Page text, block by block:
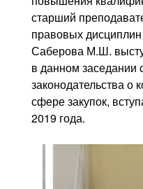
старший
правовых
Саберова М.Ш.
в данном заседании
законодательства о
сфере закупок,
2019 года.